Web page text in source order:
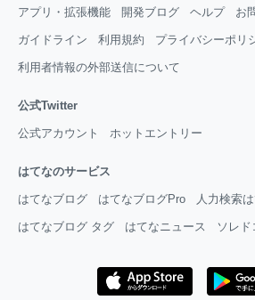
アプリ・拡張機能 開発ブログ ヘルプ お
ガイドライン 利用規約 プライバシーポリ
利用者情報の外部送信について
公式Twitter
公式アカウント ホットエントリー
はてなのサービス
はてなブログ はてなブログPro 人力検索
はてなブログ タグ はてなニュース ソレド